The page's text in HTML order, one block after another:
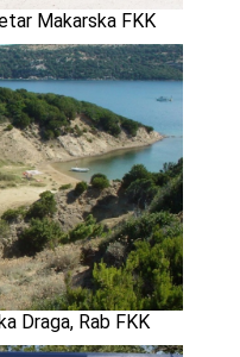
Makarska FKK
Draga, Rab FKK